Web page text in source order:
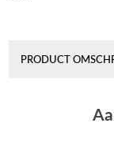
PRODUCT